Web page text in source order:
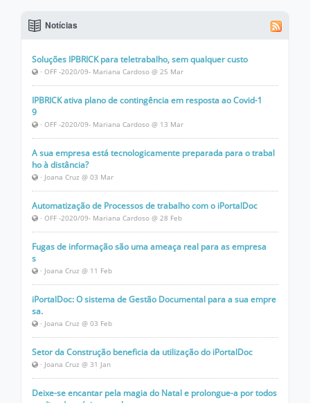
Notícias
Soluções IPBRICK para teletrabalho, sem qualquer custo
· OFF -2020/09- Mariana Cardoso @ 25 Mar
IPBRICK ativa plano de contingência em resposta ao Covid-1
9
· OFF -2020/09- Mariana Cardoso @ 13 Mar
A sua empresa está tecnologicamente preparada para o trabal
ho à distância?
· Joana Cruz @ 03 Mar
Automatização de Processos de trabalho com o iPortalDoc
· OFF -2020/09- Mariana Cardoso @ 28 Feb
Fugas de informação são uma ameaça real para as empresa
s
· Joana Cruz @ 11 Feb
iPortalDoc: O sistema de Gestão Documental para a sua empre
sa.
· Joana Cruz @ 03 Feb
Setor da Construção beneficia da utilização do iPortalDoc
· Joana Cruz @ 31 Jan
Deixe-se encantar pela magia do Natal e prolongue-a por todos